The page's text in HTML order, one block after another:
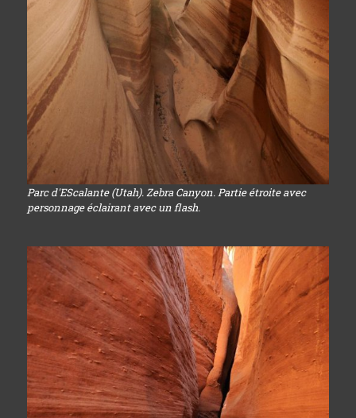
Parc d'EScalante (Utah). Zebra Canyon. Partie étroite avec
personnage éclairant avec un flash.